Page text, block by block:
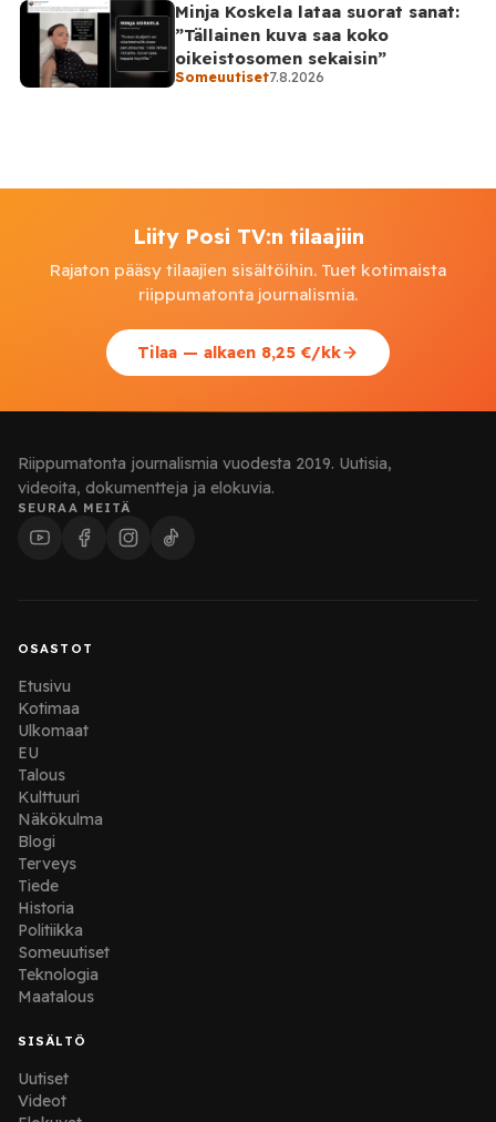
Minja Koskela lataa suorat sanat:
”Tällainen kuva saa koko
oikeistosomen sekaisin”
Someuutiset7.8.2026
Liity Posi TV:n tilaajiin
Rajaton pääsy tilaajien sisältöihin. Tuet kotimaista
riippumatonta journalismia.
Tilaa — alkaen 8,25 €/kk
Riippumatonta journalismia vuodesta 2019. Uutisia,
videoita, dokumentteja ja elokuvia.
SEURAA MEITÄ
OSASTOT
Etusivu
Kotimaa
Ulkomaat
EU
Talous
Kulttuuri
Näkökulma
Blogi
Terveys
Tiede
Historia
Politiikka
Someuutiset
Teknologia
Maatalous
SISÄLTÖ
Uutiset
Videot